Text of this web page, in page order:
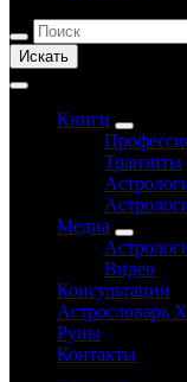
Искать
Книги
Транзиты
Медиа
Видео
Консультации
Астрословарь
Руны
Контакты